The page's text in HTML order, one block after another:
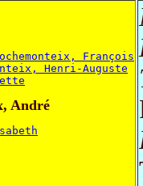
François
Henri-Auguste
André